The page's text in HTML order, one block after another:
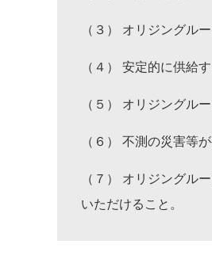
（３） オリジングル
（４） 安定的に供給
（５） オリジングル
（６） 不測の災害等
（７） オリジングル
いただけること。